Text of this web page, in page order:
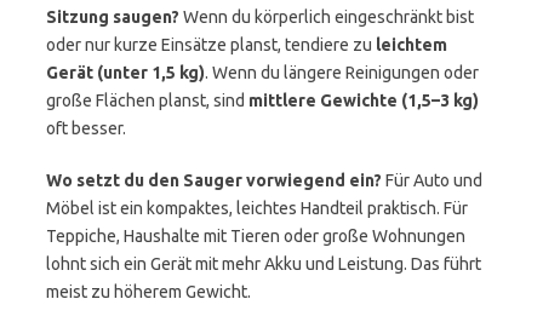
Sitzung saugen? Wenn du körperlich eingeschränkt bist
oder nur kurze Einsätze planst, tendiere zu leichtem
Gerät (unter 1,5 kg). Wenn du längere Reinigungen oder
große Flächen planst, sind mittlere Gewichte (1,5–3 kg)
oft besser.
Wo setzt du den Sauger vorwiegend ein? Für Auto und
Möbel ist ein kompaktes, leichtes Handteil praktisch. Für
Teppiche, Haushalte mit Tieren oder große Wohnungen
lohnt sich ein Gerät mit mehr Akku und Leistung. Das führt
meist zu höherem Gewicht.